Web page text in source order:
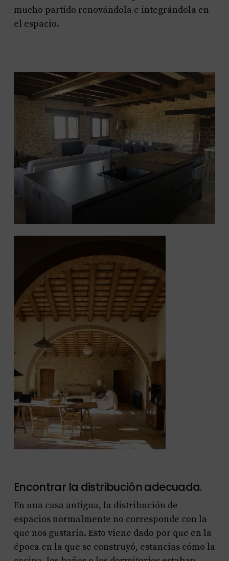
mucho partido renovándola e integrándola en
el espacio.
Encontrar la distribución adecuada.
En una casa antigua, la distribución de
espacios normalmente no corresponde con la
que nos gustaría. Esto viene dado por que en la
época en la que se construyó, estancias cómo la